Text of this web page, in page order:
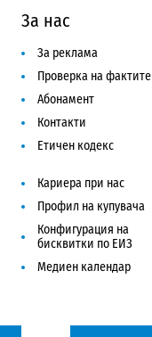
За нас
За реклама
Проверка на фактите
Абонамент
Контакти
Етичен кодекс
Кариера при нас
Профил на купувача
Конфигурация на
бисквитки по ЕИЗ
Медиен календар